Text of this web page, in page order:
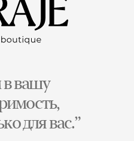
вашу
для вас.”